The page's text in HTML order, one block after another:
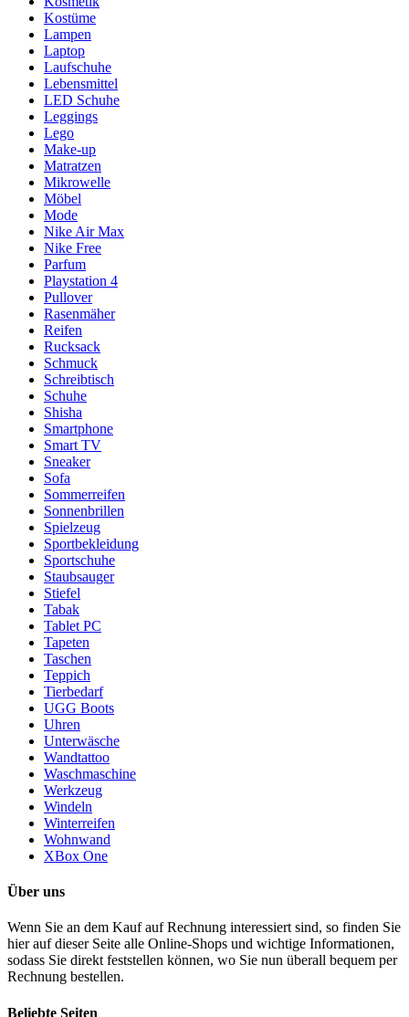
Kostüme
Lampen
Laptop
Laufschuhe
Lebensmittel
LED Schuhe
Leggings
Lego
Make-up
Matratzen
Mikrowelle
Möbel
Mode
Nike Air Max
Nike Free
Parfum
Playstation 4
Pullover
Rasenmäher
Reifen
Rucksack
Schmuck
Schreibtisch
Schuhe
Shisha
Smartphone
Smart TV
Sneaker
Sofa
Sommerreifen
Sonnenbrillen
Spielzeug
Sportbekleidung
Sportschuhe
Staubsauger
Stiefel
Tabak
Tablet PC
Tapeten
Taschen
Teppich
Tierbedarf
UGG Boots
Uhren
Unterwäsche
Wandtattoo
Waschmaschine
Werkzeug
Windeln
Winterreifen
Wohnwand
XBox One
Über uns
Wenn Sie an dem Kauf auf Rechnung interessiert sind, so finden Sie
hier auf dieser Seite alle Online-Shops und wichtige Informationen,
sodass Sie direkt feststellen können, wo Sie nun überall bequem per
Rechnung bestellen.
Beliebte Seiten